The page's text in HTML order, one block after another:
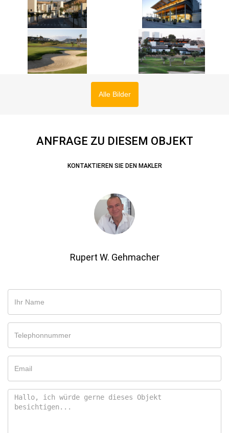
Alle Bilder
ANFRAGE ZU DIESEM OBJEKT
KONTAKTIEREN SIE DEN MAKLER
Rupert W. Gehmacher